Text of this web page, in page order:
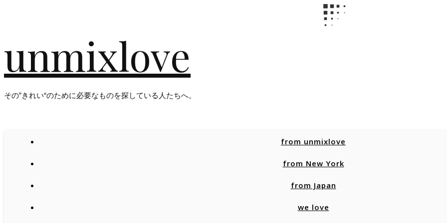
unmixlove
その”きれい“のために必要なものを探している人たちへ。
from unmixlove
from New York
from Japan
we love